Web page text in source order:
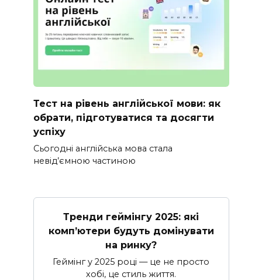
Тест на рівень англійської мови: як
обрати, підготуватися та досягти
успіху
Сьогодні англійська мова стала
невід’ємною частиною
Тренди геймінгу 2025: які
комп’ютери будуть домінувати
на ринку?
Геймінг у 2025 році — це не просто
хобі, це стиль життя.